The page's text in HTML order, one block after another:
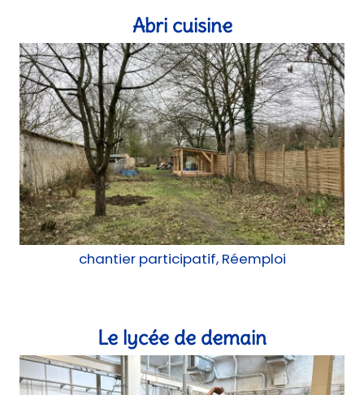
Le lycée de demain
Une médiathèque de quartier